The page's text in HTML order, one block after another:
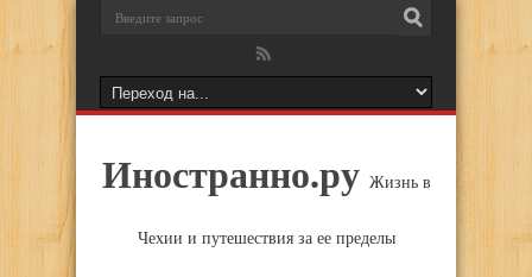
Иностранно.ру Жизнь в
Чехии и путешествия за ее пределы